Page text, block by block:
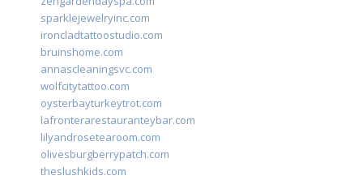
sparklejewelryinc.com
ironcladtattoostudio.com
bruinshome.com
annascleaningsvc.com
wolfcitytattoo.com
oysterbayturkeytrot.com
lafronterarestauranteybar.com
lilyandrosetearoom.com
olivesburgberrypatch.com
theslushkids.com